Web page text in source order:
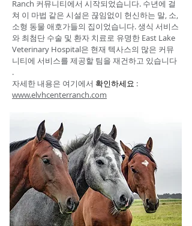
Ranch 커뮤니티에서 시작되었습니다. 수년에 걸
쳐 이 마법 같은 시설은 끊임없이 헌신하는 말, 소,
소형 동물 애호가들의 집이었습니다. 생식 서비스
와 최첨단 수술 및 환자 치료로 유명한 East Lake
Veterinary Hospital은 현재 텍사스의 많은 커뮤
니티에 서비스를 제공할 팀을 재건하고 있습니다
.
자세한 내용은 여기에서 확인하세요 :
www.elvhcenterranch.com